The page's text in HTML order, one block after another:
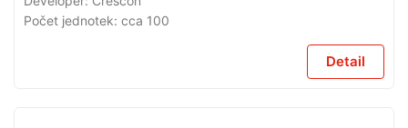
Počet jednotek: cca 100
Detail